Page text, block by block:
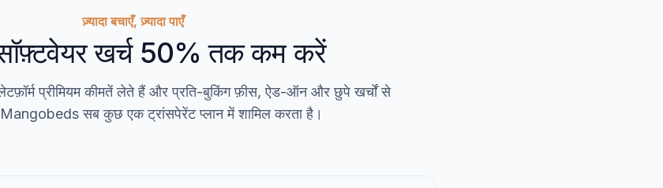
ज़्यादा बचाएँ, ज़्यादा पाएँ
खर्च 50% तक कम करें
प्रीमियम कीमतें लेते हैं और प्रति-बुकिंग फ़ीस, ऐड-ऑन और छुपे खर्चों से
सब कुछ एक ट्रांसपेरेंट प्लान में शामिल करता है।